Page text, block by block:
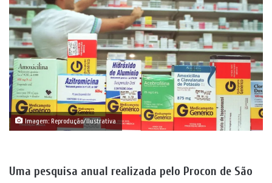
Imagem: Reprodução/Ilustrativa
Uma pesquisa anual realizada pelo Procon de São